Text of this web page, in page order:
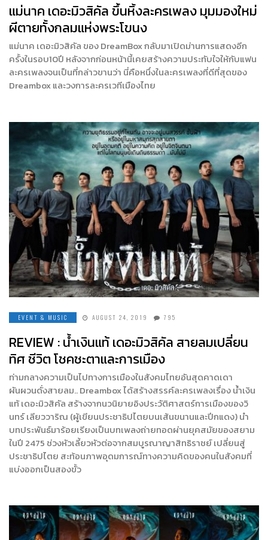
แม่นาค เดอะมิวสิคัล ขึ้นหิ้งละครเพลง มุมมองใหม่
ผีตายทั้งกลมแห่งพระโขนง
แม่นาค เดอะมิวสิคัล ของ DreamBox กลับมาเปิดม่านการแสดงอีก
ครั้งในรอบ10ปี หลังจากก่อนหน้านี้เคยสร้างความประทับใจให้กับแฟน
ละครเพลงจนเป็นที่กล่าวขานว่า นี่คือหนึ่งในละครเพลงที่ดีที่สุดของ
Dreambox และวงการละครเวทีเมืองไทย
EVENT & MUSIC AUGUST 24, 2019 795
REVIEW : น้ำเงินแท้ เดอะมิวสิคัล สายลมเปลี่ยน
ทิศ ชีวิต โชคชะตาและการเมือง
ท่ามกลางความเป็นไปทางการเมืองในสังคมไทยอันสุดคาดเดา
ผันผวนดั่งสายลม.. Dreambox ได้สร้างสรรค์ละครเพลงเรื่อง น้ำเงิน
แท้ เดอะมิวสิคัล สร้างจากนวนิยายอิงประวัติศาสตร์การเมืองของวิ
นทร์ เลียววาริณ (ผู้เขียนประชาธิปไตยบนเส้นขนานและปีกแดง) นำ
บทประพันธ์มาร้อยเรียงเป็นบทเพลงถ่ายทอดผ่านยุคสมัยของสยาม
ในปี 2475 ช่วงหัวเลี้ยวหัวต่อจากสมบูรณาญาสิทธิราชย์ เปลี่ยนสู่
ประชาธิปไตย สะท้อนภาพอุดมการณ์ทางความคิดของคนในสังคมที่
แบ่งออกเป็นสองขั้ว